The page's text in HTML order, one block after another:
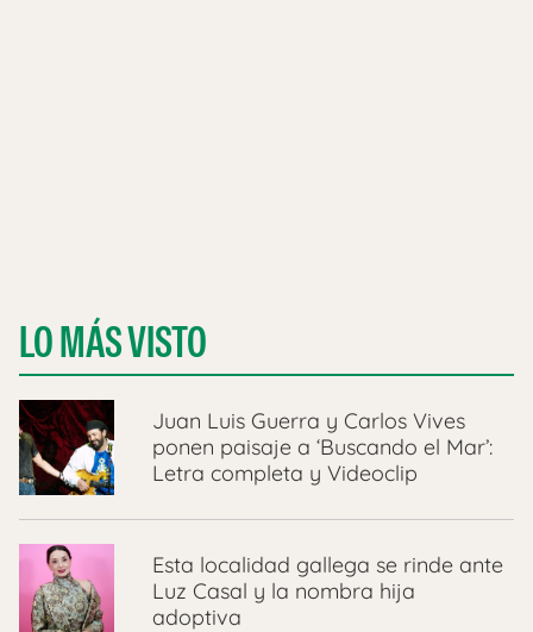
LO MÁS VISTO
Juan Luis Guerra y Carlos Vives
ponen paisaje a ‘Buscando el Mar’:
Letra completa y Videoclip
Esta localidad gallega se rinde ante
Luz Casal y la nombra hija
adoptiva